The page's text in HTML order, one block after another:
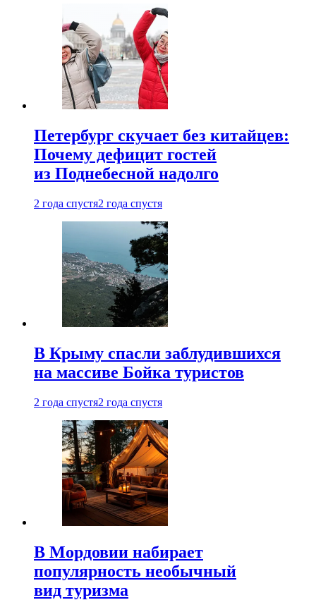
Петербург скучает без китайцев:
Почему дефицит гостей
из Поднебесной надолго
2 года спустя2 года спустя
В Крыму спасли заблудившихся
на массиве Бойка туристов
2 года спустя2 года спустя
В Мордовии набирает
популярность необычный
вид туризма